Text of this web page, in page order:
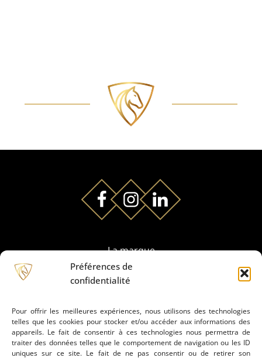
Préférences de
confidentialité
Pour offrir les meilleures expériences, nous utilisons des technologies
telles que les cookies pour stocker et/ou accéder aux informations des
appareils. Le fait de consentir à ces technologies nous permettra de
traiter des données telles que le comportement de navigation ou les ID
uniques sur ce site. Le fait de ne pas consentir ou de retirer son
La marque
Prestation de montage